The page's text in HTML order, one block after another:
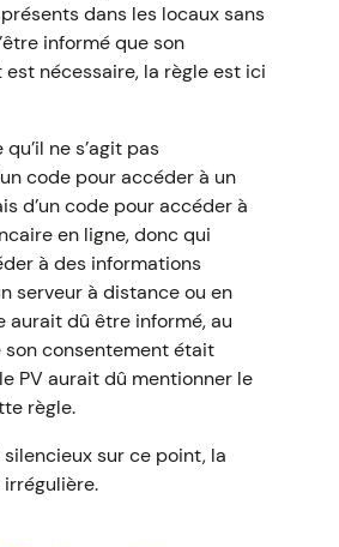
dans les locaux sans
informé que son
nécessaire, la règle est ici
ne s’agit pas
code pour accéder à un
d’un code pour accéder à
en ligne, donc qui
à des informations
serveur à distance ou en
aurait dû être informé, au
son consentement était
PV aurait dû mentionner le
règle.
silencieux sur ce point, la